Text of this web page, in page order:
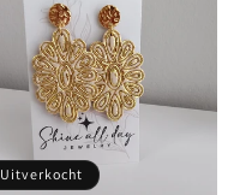
Uitverkocht